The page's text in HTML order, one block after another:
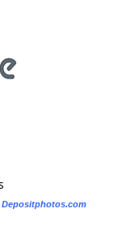
Depositphotos.com